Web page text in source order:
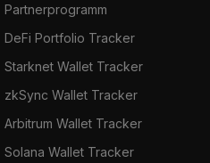
Partnerprogramm
DeFi Portfolio Tracker
Starknet Wallet Tracker
zkSync Wallet Tracker
Arbitrum Wallet Tracker
Solana Wallet Tracker